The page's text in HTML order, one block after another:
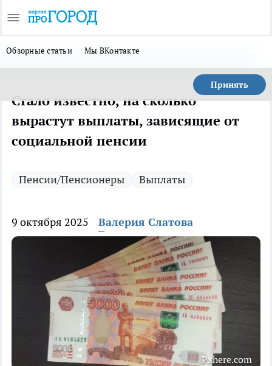
Обзорные статьи Мы ВКонтакте
Принять
Стало известно, на сколько
вырастут выплаты, зависящие от
социальной пенсии
Пенсии/Пенсионеры Выплаты
9 октября 2025 Валерия Слатова
Pxhere.com